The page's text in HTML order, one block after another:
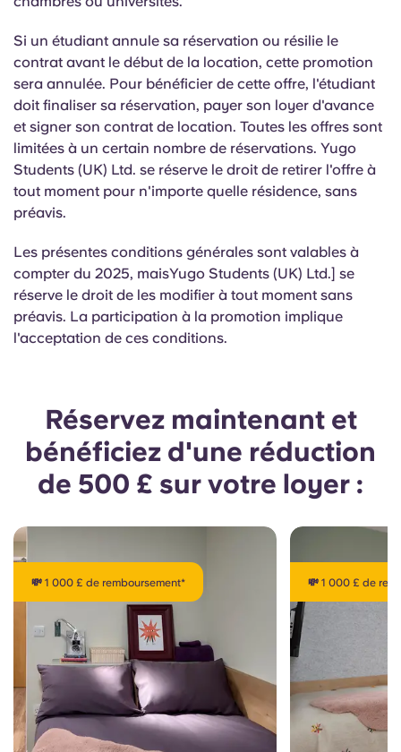
Si un étudiant annule sa réservation ou résilie le
contrat avant le début de la location, cette promotion
sera annulée. Pour bénéficier de cette offre, l'étudiant
doit finaliser sa réservation, payer son loyer d'avance
et signer son contrat de location. Toutes les offres sont
limitées à un certain nombre de réservations. Yugo
Students (UK) Ltd. se réserve le droit de retirer l'offre à
tout moment pour n'importe quelle résidence, sans
préavis.
Les présentes conditions générales sont valables à
compter du 2025, maisYugo Students (UK) Ltd.] se
réserve le droit de les modifier à tout moment sans
préavis. La participation à la promotion implique
l'acceptation de ces conditions.
Réservez maintenant et
bénéficiez d'une réduction
de 500 £ sur votre loyer :
💸 1 000 £ de remboursement* 💸 1 000 £ de